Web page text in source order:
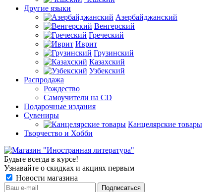
Другие языки
Азербайджанский
Венгерский
Греческий
Иврит
Грузинский
Казахский
Узбекский
Распродажа
Рождество
Самоучители на CD
Подарочные издания
Сувениры
Канцелярские товары
Творчество и Хобби
Будьте всегда в курсе!
Узнавайте о скидках и акциях первым
Новости магазина